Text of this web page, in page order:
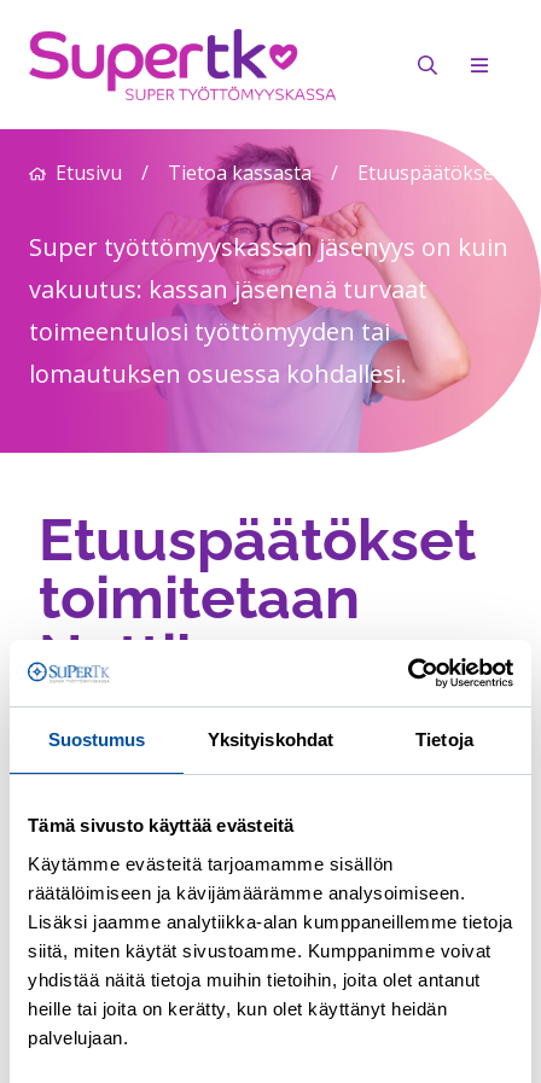
Suostumus Yksityiskohdat Tietoja
Tämä sivusto käyttää evästeitä
Käytämme evästeitä tarjoamamme sisällön
räätälöimiseen ja kävijämäärämme analysoimiseen.
Lisäksi jaamme analytiikka-alan kumppaneillemme tietoja
siitä, miten käytät sivustoamme. Kumppanimme voivat
yhdistää näitä tietoja muihin tietoihin, joita olet antanut
heille tai joita on kerätty, kun olet käyttänyt heidän
palvelujaan.
Etusivu / Tietoa kassasta / Etuuspäätökset
Super työttömyyskassan jäsenyys on kuin
vakuutus: kassan jäsenenä turvaat
toimeentulosi työttömyyden tai
lomautuksen osuessa kohdallesi.
Etuuspäätökset
toimitetaan
Nettikassaan
Näet etuuspäätöksen Nettikassassa
seuraavana päivänä siitä, kun hakemus on
Jos et lue päätöstä Nettikassasta, saat
sen postitse seitsemän vuorokauden
päästä päätöksen antamisesta.
Voit muuttaa omia tietojasi ja
viestintäasetuksiasi